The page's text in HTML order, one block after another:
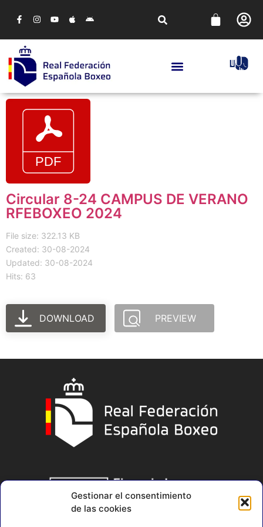
Gestionar el consentimiento
de las cookies
Circular 8-24 CAMPUS DE VERANO
RFEBOXEO 2024
File size: 322.13 KB
Created: 30-08-2024
Updated: 30-08-2024
Hits: 63
DOWNLOAD PREVIEW